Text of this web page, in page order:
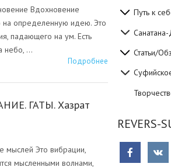
Вдохновение
на определенную идею. Это
падающего на ум. Есть
небо, …
Подробнее
ГАТЫ. Хазрат
мыслей Это вибрации,
мысленными волнами,
Путь к
Статьи/
REVERS-